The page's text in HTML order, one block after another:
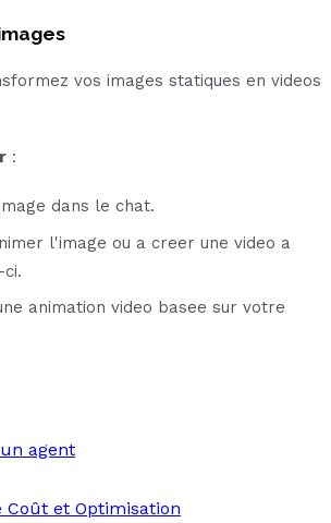
vos images statiques en videos
:
dans le chat.
l'image ou a creer une video a
animation video basee sur votre
agent
Coût et Optimisation